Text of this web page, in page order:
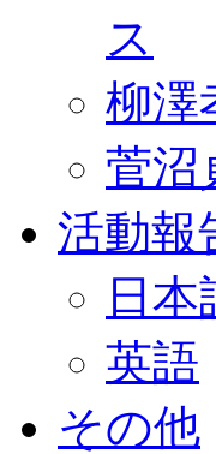
ス
柳澤
菅沼
活動報
日本
英語
その他